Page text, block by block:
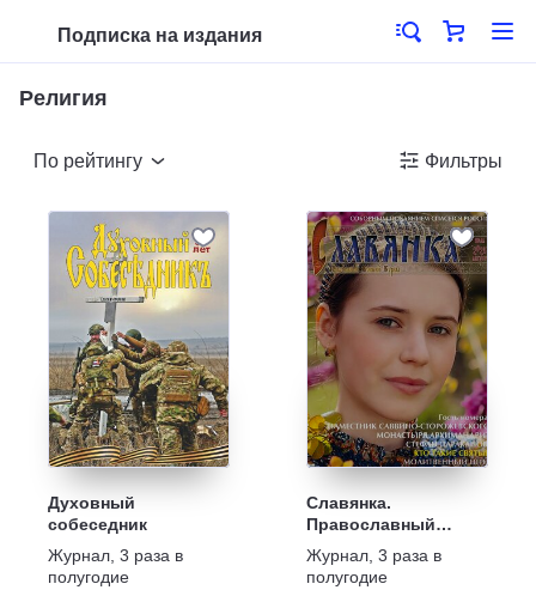
Подписка на издания
Религия
По рейтингу Фильтры
Духовный
собеседник
Журнал 3 раза в
полугодие
Славянка.
Православный
женский журнал
Журнал 3 раза в
полугодие